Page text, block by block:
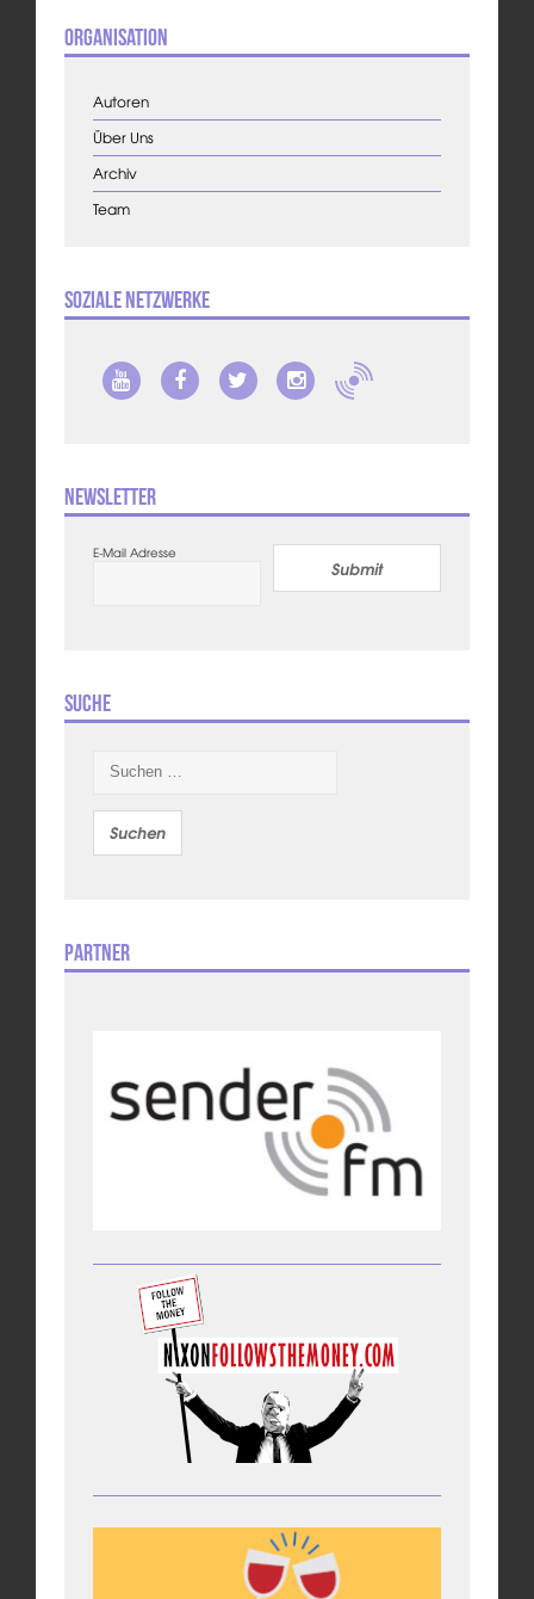
Organisation
Autoren
Über Uns
Archiv
Team
Soziale Netzwerke
Newsletter
E-Mail Adresse
Submit
Suche
nach:
Partner